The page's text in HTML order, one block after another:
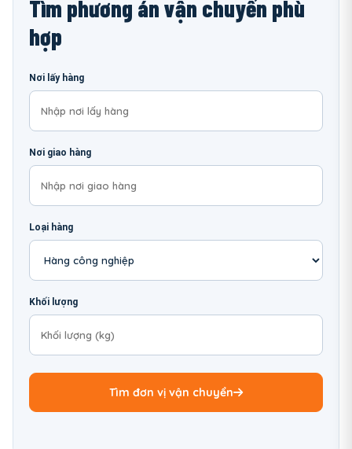
Tìm phương án vận chuyển phù
hợp
Nơi lấy hàng
Nơi giao hàng
Loại hàng
Khối lượng
Tìm đơn vị vận chuyển